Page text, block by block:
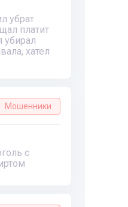
убрат
платит
убирал
хател
Мошенники
с